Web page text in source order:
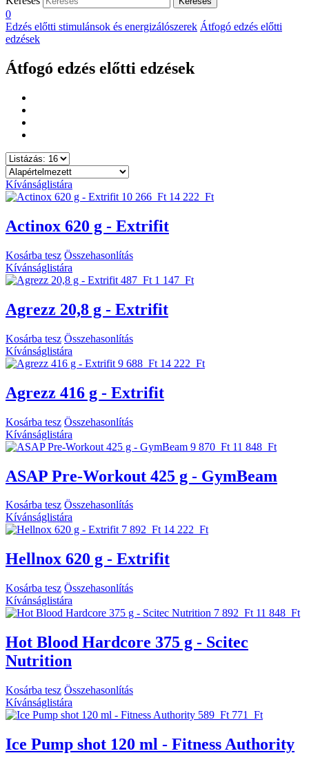
0
Edzés előtti stimulánsok és energizálószerek Átfogó edzés előtti
edzések
Átfogó edzés előtti edzések
Kívánságlistára
10 266 Ft 14 222 Ft
Actinox 620 g - Extrifit
Kosárba tesz Összehasonlítás
Kívánságlistára
487 Ft 1 147 Ft
Agrezz 20,8 g - Extrifit
Kosárba tesz Összehasonlítás
Kívánságlistára
9 688 Ft 14 222 Ft
Agrezz 416 g - Extrifit
Kosárba tesz Összehasonlítás
Kívánságlistára
9 870 Ft 11 848 Ft
ASAP Pre-Workout 425 g - GymBeam
Kosárba tesz Összehasonlítás
Kívánságlistára
7 892 Ft 14 222 Ft
Hellnox 620 g - Extrifit
Kosárba tesz Összehasonlítás
Kívánságlistára
7 892 Ft 11 848 Ft
Hot Blood Hardcore 375 g - Scitec
Nutrition
Kosárba tesz Összehasonlítás
Kívánságlistára
589 Ft 771 Ft
Ice Pump shot 120 ml - Fitness Authority